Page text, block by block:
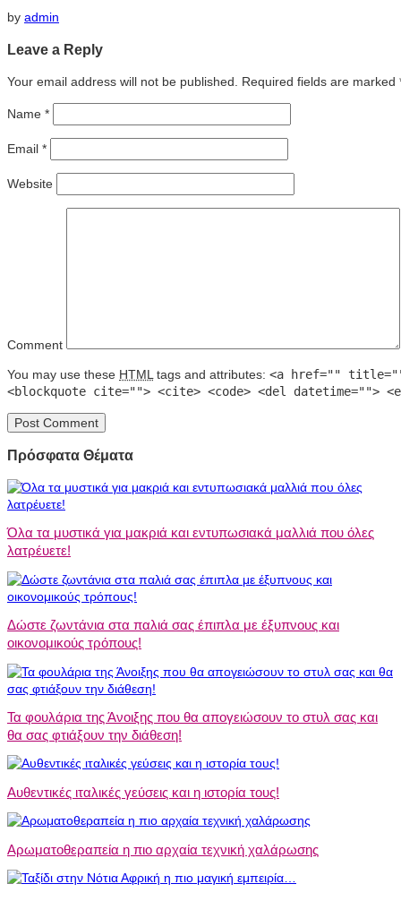
by admin
Leave a Reply
Your email address will not be published. Required fields are marked
Name *
Email *
Website
Comment
You may use these HTML tags and attributes: <a href=""
<blockquote cite=""> <cite> <code> <del datetime="">
Πρόσφατα Θέματα
Όλα τα μυστικά για μακριά και εντυπωσιακά μαλλιά που όλες
λατρέυετε!
Δώστε ζωντάνια στα παλιά σας έπιπλα με έξυπνους και
οικονομικούς τρόπους!
Τα φουλάρια της Άνοιξης που θα απογειώσουν το στυλ σας και
θα σας φτιάξουν την διάθεση!
Αυθεντικές ιταλικές γεύσεις και η ιστορία τους!
Αρωματοθεραπεία η πιο αρχαία τεχνική χαλάρωσης